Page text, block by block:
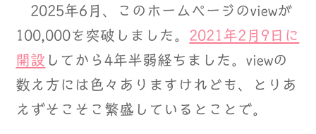
2025年6月、このホームページのviewが
100,000を突破しました。 2021年2月9日に
開設 してから4年半弱経ちました。viewの
数え方には色々ありますけれども、とりあ
えずそこそこ繁盛しているとことで。